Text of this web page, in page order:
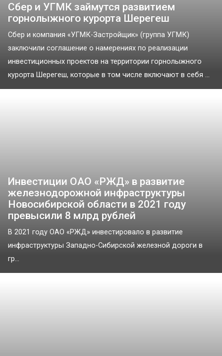
Сбер и УГМК займутся развитием
горнолыжного курорта Шерегеш
Сбер и компания «УГМК-Застройщик» (группа УГМК)
заключили соглашение о намерениях по реализации
инвестиционных проектов на территории горнолыжного
курорта Шерегеш, которые в том числе включают в себя ...
Инвестиции ОАО «РЖД» в развитие
железнодорожной инфраструктуры
Новосибирской области в 2021 году
превысили 8 млрд рублей
В 2021 году ОАО «РЖД» инвестировало в развитие
инфраструктуры Западно-Сибирской железной дороги в
гр...